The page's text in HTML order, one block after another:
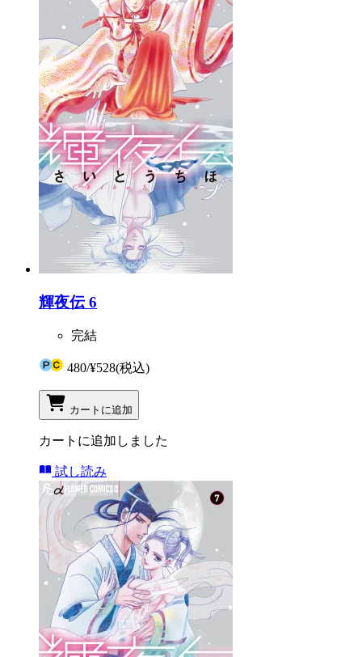
輝夜伝 6
完結
480/¥528(税込)
カートに追加
カートに追加しました
試し読み